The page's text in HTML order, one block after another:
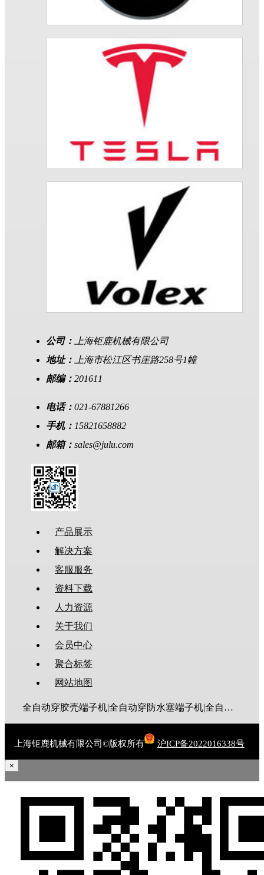
公司：
上海钜鹿机械有限公司
地址：
上海市松江区书崖路258号1幢
邮编： 201611
电话： 021-67881266
手机： 15821658882
邮箱： sales@julu.com
产品展示
解决方案
客服服务
资料下载
人力资源
关于我们
会员中心
聚合标签
网站地图
全自动穿胶壳端子机|全自动穿防水塞端子机|全自动穿热缩管端子机|全自动穿护套端子机|全自动穿号码管端子机|全自动端子机|全自动穿防水栓端子机|端子压着机|端子压接机|静音端子机|多芯线端子机|护套线端子机|全自动排线端子机|新能源大平方压接机|电脑剥线机|自动剥线机|裁线机|剥线机
上海钜鹿机械有限公司©版权所有 沪ICP备2022016338号
×